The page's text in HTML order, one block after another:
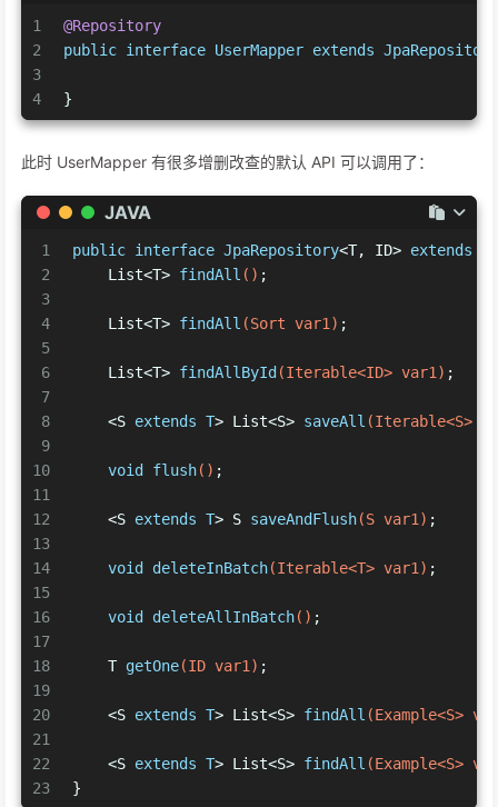
1
2
3
4
@Repository
public interface UserMapper extends JpaRepository
}
此时 UserMapper 有很多增删改查的默认 API 可以调用了：
JAVA
1
2
3
4
5
6
7
8
9
10
11
12
13
14
15
16
17
18
19
20
21
22
23
public interface JpaRepository<T, ID> extends
    List<T>
findAll () ;
    List<T>
findAll (Sort var1) ;
    List<T>
findAllById (Iterable<ID> var1) ;
    <S
extends T> List<S> saveAll (Iterable<S>
void flush() ;
    <S
extends T> S saveAndFlush(S var1) ;
void deleteInBatch(Iterable<T> var1) ;
void deleteAllInBatch() ;
    T
getOne(ID var1) ;
    <S
extends T> List<S> findAll (Example<S>
    <S
extends T> List<S> findAll (Example<S>
}